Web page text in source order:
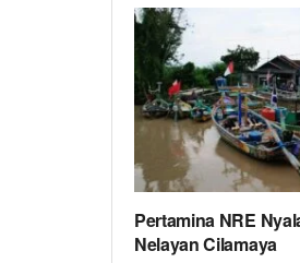
Pertamina NRE
Nelayan Cilamaya